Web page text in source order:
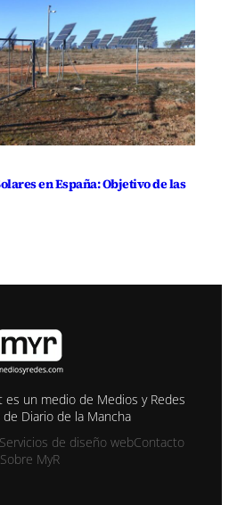
en España: Objetivo de las
es un medio de Medios y Redes
Diario de la Mancha
Servicios de diseño webContacto
Sobre MyR